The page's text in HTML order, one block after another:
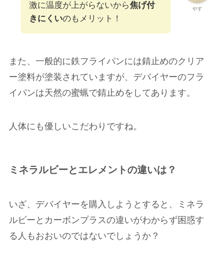
やす
激に温度が上がらないから焦げ付
きにくいのもメリット！
また、一般的に鉄フライパンには錆止めのクリア
ー塗料が塗装されていますが、デバイヤーのフラ
イパンは天然の蜜蝋で錆止めをしてあります。
人体にも優しいこだわりですね。
ミネラルビーとエレメントの違いは？
いざ、デバイヤーを購入しようとすると、ミネラ
ルビーとカーボンプラスの違いがわからず困惑す
る人もおおいのではないでしょうか？